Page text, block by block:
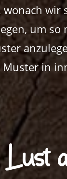
um
in
Lust